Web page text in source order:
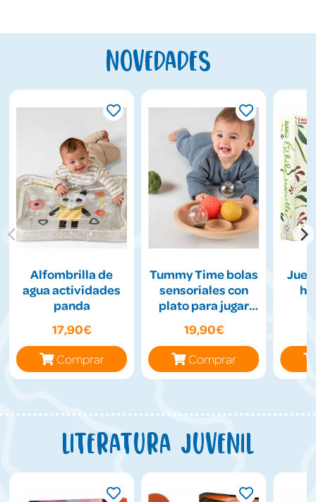
Novedades
Alfombrilla de
agua actividades
panda
17,90€
Comprar
Tummy Time bolas
sensoriales con
plato para jugar
19,90€
Comprar
Literatura juvenil